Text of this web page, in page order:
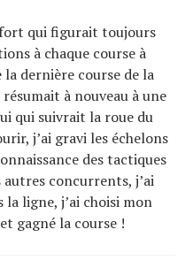
fort qui figurait toujours
à chaque course à
dernière course de la
résumait à nouveau à une
qui suivrait la roue du
j’ai gravi les échelons
des tactiques
concurrents, j’ai
ligne, j’ai choisi mon
gagné la course !